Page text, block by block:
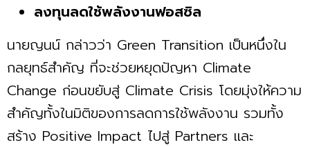
ลงทุนลดใช้พลังงานฟอสซิล
นายญนน์ กล่าวว่า Green Transition เป็นหนึ่งใน
กลยุทธ์สำคัญ ที่จะช่วยหยุดปัญหา Climate
Change ก่อนขยับสู่ Climate Crisis โดยมุ่งให้ความ
สำคัญทั้งในมิติของการลดการใช้พลังงาน รวมทั้ง
สร้าง Positive Impact ไปสู่ Partners และ